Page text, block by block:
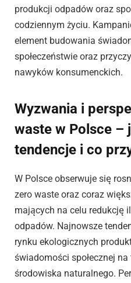
produkcji odpadów oraz
codziennym życiu.
element budowania
społeczeństwie oraz
nawyków konsumenckich.
Wyzwania i
waste w Polsce –
tendencje i co
W Polsce obserwuje się
zero waste oraz coraz
mających na celu redukcję
odpadów. Najnowsze
rynku ekologicznych
świadomości społecznej
środowiska naturalnego.